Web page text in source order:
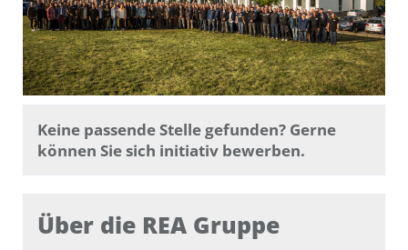
Keine passende Stelle gefunden? Gerne
können Sie sich initiativ bewerben.
Über die REA Gruppe